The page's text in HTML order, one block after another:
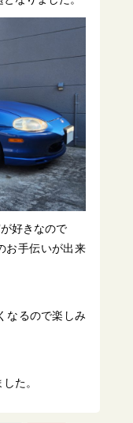
好きなので
お手伝いが出来
なるので楽しみ
た。